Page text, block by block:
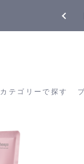
カテゴリーで探す
カテゴリーから探す